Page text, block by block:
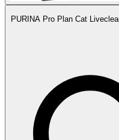
PURINA Pro Plan Cat